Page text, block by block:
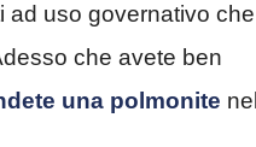
ad uso governativo che
che avete ben
una polmonite nel